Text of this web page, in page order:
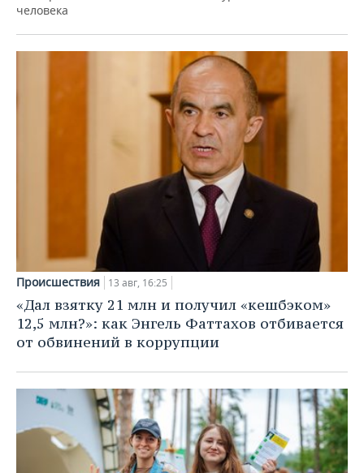
человека
Происшествия 13 авг, 16:25
«Дал взятку 21 млн и получил «кешбэком»
12,5 млн?»: как Энгель Фаттахов отбивается
от обвинений в коррупции